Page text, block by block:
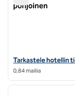
pohjoinen
Katso Hilton
Tarkastele hotellin
0,84 mailia
1/12